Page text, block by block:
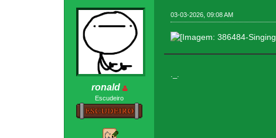
ronald
Escudeiro
03-03-2026, 09:08 AM